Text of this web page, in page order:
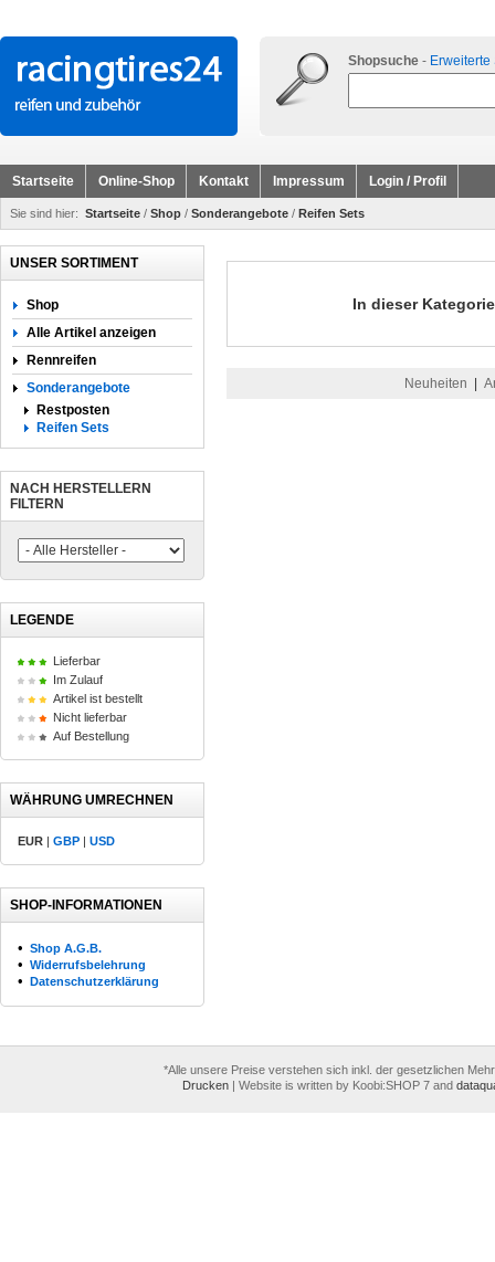
Shopsuche - Erweiterte
Startseite Online-Shop Kontakt Impressum Login / Profil
Sie sind hier: Startseite / Shop / Sonderangebote / Reifen Sets
UNSER SORTIMENT
Shop
Alle Artikel anzeigen
Rennreifen
Sonderangebote
Restposten
Reifen Sets
NACH HERSTELLERN
FILTERN
LEGENDE
Lieferbar
Im Zulauf
Artikel ist bestellt
Nicht lieferbar
Auf Bestellung
WÄHRUNG UMRECHNEN
EUR | GBP | USD
SHOP-INFORMATIONEN
• Shop A.G.B.
• Widerrufsbelehrung
• Datenschutzerklärung
In dieser
Neuheiten
*Alle unsere Preise verstehen sich inkl. der gesetzlichen
Drucken | Website is written by Koobi:SHOP 7 and